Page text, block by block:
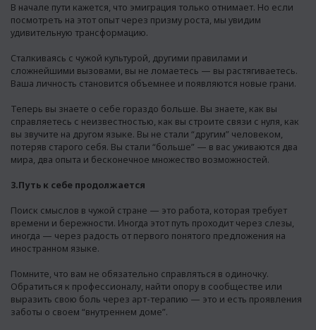
В начале пути кажется, что эмиграция только отнимает. Но если
посмотреть на этот опыт через призму роста, мы увидим
удивительную трансформацию.
Сталкиваясь с чужой культурой, другими правилами и
сложнейшими вызовами, вы не ломаетесь — вы растягиваетесь.
Ваша личность становится объемнее и появляются новые грани.
Теперь вы знаете о себе гораздо больше. Вы знаете, как вы
справляетесь с неизвестностью, как вы строите связи с нуля, как
вы звучите на другом языке. Вы не стали “другим” человеком,
потеряв старого себя. Вы стали “больше” — в вас уживаются два
мира, два опыта и бесконечное множество возможностей.
3.Путь к себе продолжается
Поиск смыслов в чужой стране — это работа, которая требует
времени и бережности. Иногда этот путь проходит через слезы,
иногда — через радость от первого понятого предложения на
иностранном языке.
Помните, что вам не обязательно справляться в одиночку.
Обратиться к профессионалу, найти опору в сообществе или
выразить свою боль через арт-терапию — это и есть проявления
заботы о своем “внутреннем доме”.